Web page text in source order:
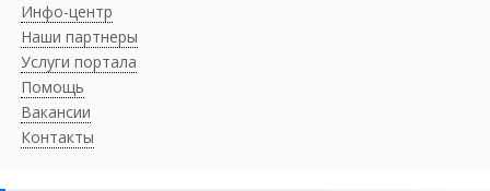
Инфо-центр
Наши партнеры
Услуги портала
Помощь
Вакансии
Контакты